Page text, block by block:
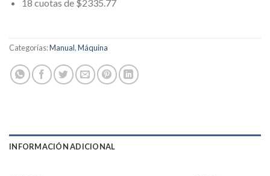
18 cuotas de $2335.77
Categorías:Manual,Máquina
INFORMACIÓN ADICIONAL